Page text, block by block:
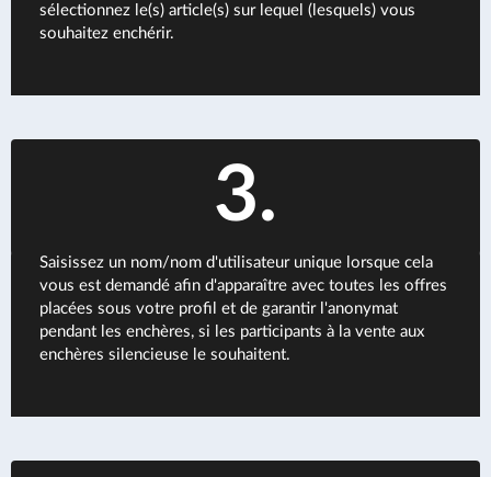
sélectionnez le(s) article(s) sur lequel (lesquels) vous
souhaitez enchérir.
3.
Saisissez un nom/nom d'utilisateur unique lorsque cela
vous est demandé afin d'apparaître avec toutes les offres
placées sous votre profil et de garantir l'anonymat
pendant les enchères, si les participants à la vente aux
enchères silencieuse le souhaitent.